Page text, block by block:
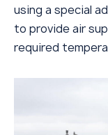
using a special
to provide air
required